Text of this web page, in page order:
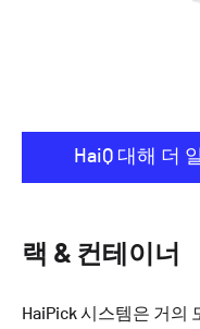
HaiQ 대해 더
랙 & 컨테이너
HaiPick 시스템은 거의